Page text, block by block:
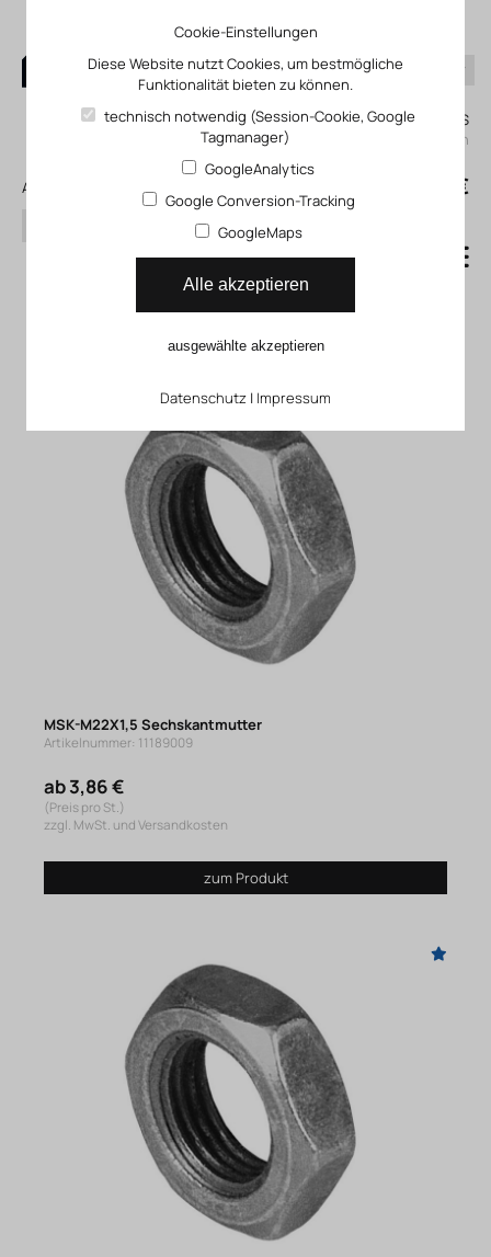
0
Mein KLEFINGHAUS
einloggen
Alle Produkte
Suchen
0,00 €
Direktbefestigung FP_01-50-
01-04
MSK-M22X1,5 Sechskantmutter
Artikelnummer: 11189009
ab 3,86 €
(Preis pro St.)
zzgl. MwSt. und Versandkosten
zum Produkt
Cookie-Einstellungen
Diese Website nutzt Cookies, um bestmögliche
Funktionalität bieten zu können.
technisch notwendig (Session-Cookie, Google
Tagmanager)
GoogleAnalytics
Google Conversion-Tracking
GoogleMaps
Alle akzeptieren
ausgewählte akzeptieren
Datenschutz | Impressum